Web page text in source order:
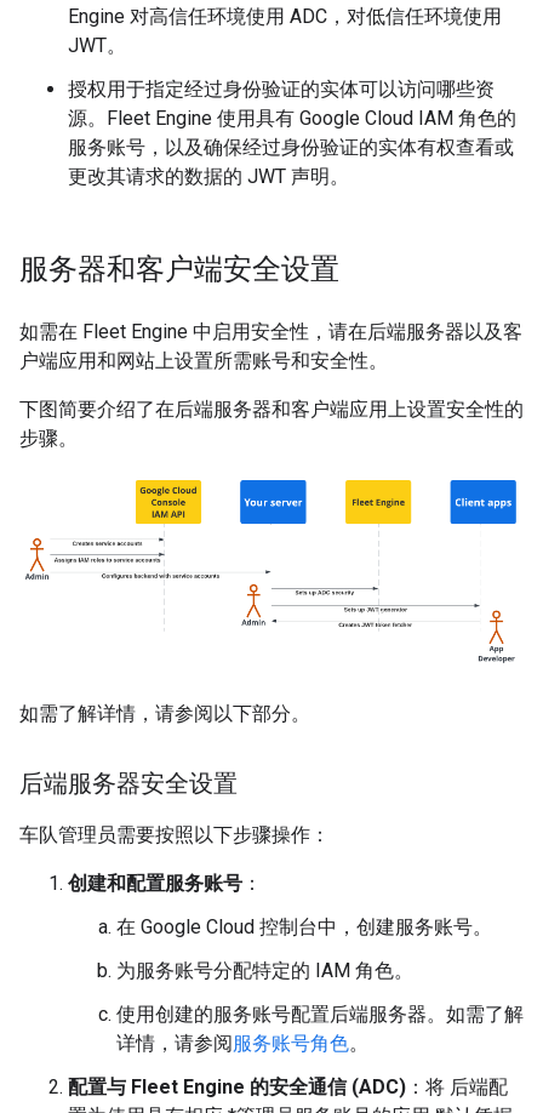
Engine 对高信任环境使用 ADC，对低信任环境使用
JWT。
授权用于指定经过身份验证的实体可以访问哪些资
源。Fleet Engine 使用具有 Google Cloud IAM 角色的
服务账号，以及确保经过身份验证的实体有权查看或
更改其请求的数据的 JWT 声明。
服务器和客户端安全设置
如需在 Fleet Engine 中启用安全性，请在后端服务器以及客
户端应用和网站上设置所需账号和安全性。
下图简要介绍了在后端服务器和客户端应用上设置安全性的
步骤。
如需了解详情，请参阅以下部分。
后端服务器安全设置
车队管理员需要按照以下步骤操作：
创建和配置服务账号 ：
在 Google Cloud 控制台中，创建服务账号。
为服务账号分配特定的 IAM 角色。
使用创建的服务账号配置后端服务器。如需了解
详情，请参阅服务账号角色。
配置与 Fleet Engine 的安全通信 (ADC) ：将 后端配